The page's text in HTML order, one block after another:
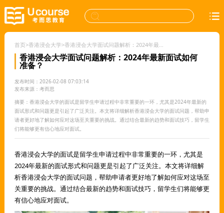
首页>香港浸会大学> 香港浸会大学面试问题解析：2024年最新面试如何准备？
香港浸会大学面试问题解析：2024年最新面试如何
准备？
发布时间：2026-02-08 07:03:14
发布来源：考而思
摘要：香港浸会大学的面试是留学生申请过程中非常重要的一环，尤其是2024年最新的
面试形式和问题更是引起了广泛关注。本文将详细解析香港浸会大学的面试问题，帮助申
请者更好地了解如何应对这场至关重要的挑战。通过结合最新的趋势和面试技巧，留学生
们将能够更有信心地应对面试。
香港浸会大学的面试是留学生申请过程中非常重要的一环，尤其是
2024年最新的面试形式和问题更是引起了广泛关注。本文将详细解
析香港浸会大学的面试问题，帮助申请者更好地了解如何应对这场至
关重要的挑战。通过结合最新的趋势和面试技巧，留学生们将能够更
有信心地应对面试。